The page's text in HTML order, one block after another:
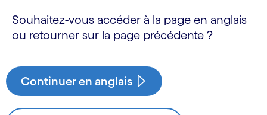
Souhaitez-vous accéder à la page en anglais
ou retourner sur la page précédente ?
Continuer en anglais